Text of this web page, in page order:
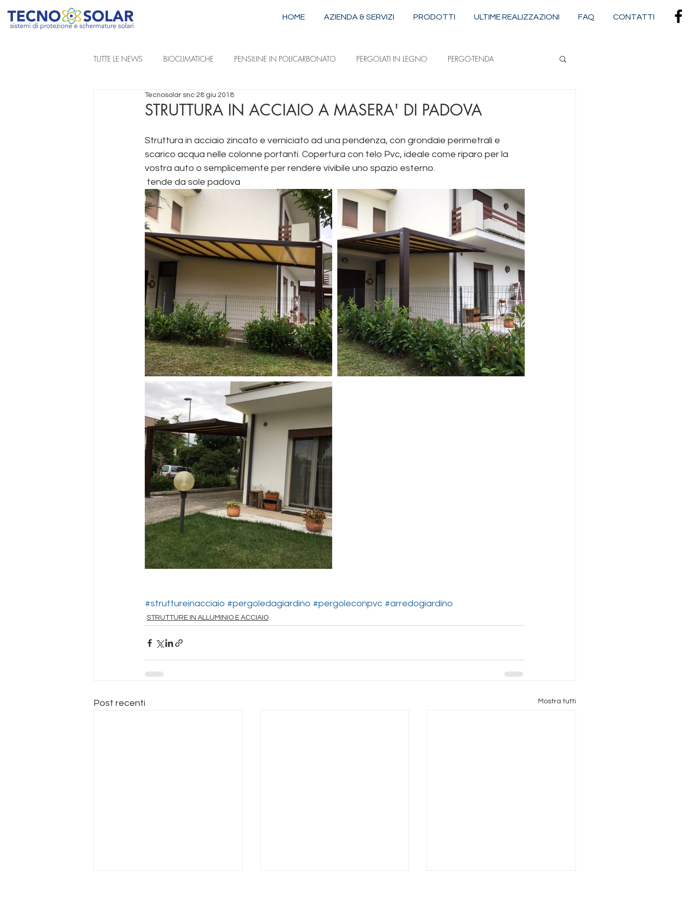
HOME AZIENDA & SERVIZI PRODOTTI ULTIME REALIZZAZIONI FAQ CONTATTI
TUTTE LE NEWS BIOCLIMATICHE PENSILINE IN POLICARBONATO PERGOLATI IN LEGNO PERGO-TENDA
REALIZZAZIONI A PROGETTO STRUTTURE IN ALLUMINIO E ACCIAIO
TENDE DA SOLE A BRACCIA ESTENSIBILI TENDE DA SOLE A DISCESA VERTICALE TENDE DA SOLE CASSONETTATE
TENDE TECNICHE
STRUTTURA IN ACCIAIO A MASERA' DI PADOVA
Tecnosolar snc 28 giu 2018
Struttura in acciaio zincato e verniciato ad una pendenza, con grondaie perimetrali e
scarico acqua nelle colonne portanti. Copertura con telo Pvc, ideale come riparo per la
vostra auto o semplicemente per rendere vivibile uno spazio esterno.
tende da sole padova
#struttureinacciaio #pergoledagiardino #pergoleconpvc #arredogiardino
STRUTTURE IN ALLUMINIO E ACCIAIO
Post recenti Mostra tutti